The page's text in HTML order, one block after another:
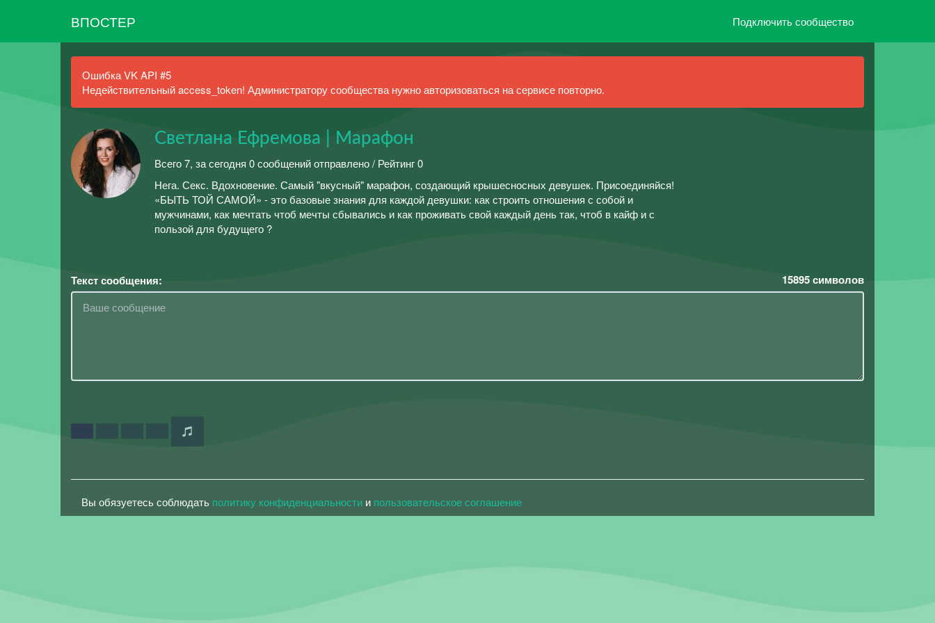
ВПОСТЕР Подключить сообщество
Ошибка VK API #5
Недействительный access_token! Администратору сообщества нужно авторизоваться на сервисе повторно.
Светлана Ефремова | Марафон
Всего 7, за сегодня 0 сообщений отправлено / Рейтинг 0
Нега. Секс. Вдохновение. Самый "вкусный" марафон, создающий крышесносных девушек. Присоединяйся!
«БЫТЬ ТОЙ САМОЙ» - это базовые знания для каждой девушки: как строить отношения с собой и
мужчинами, как мечтать чтоб мечты сбывались и как проживать свой каждый день так, чтоб в кайф и с
пользой для будущего ?
Текст сообщения: 15895символов
Вы обязуетесь соблюдать политику конфиденциальности и пользовательское соглашение